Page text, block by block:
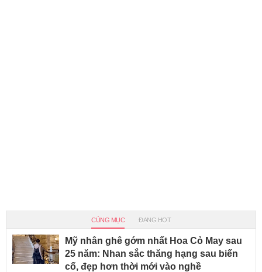
CÙNG MỤC ĐANG HOT
Mỹ nhân ghê gớm nhất Hoa Cỏ May sau
25 năm: Nhan sắc thăng hạng sau biến
cố, đẹp hơn thời mới vào nghề